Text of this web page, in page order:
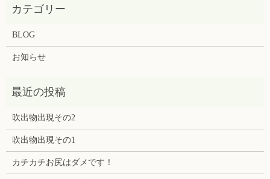
BLOG
お知らせ
吹出物出現その2
吹出物出現その1
カチカチお尻はダメです！